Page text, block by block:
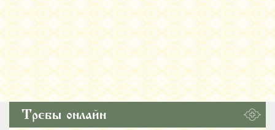
Требы онлайн